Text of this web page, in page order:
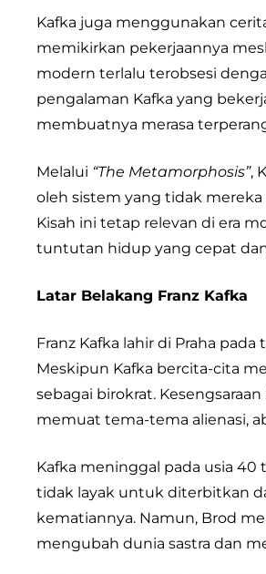
Kafka juga menggunakan
memikirkan pekerjaannya
modern terlalu terobsesi
pengalaman Kafka yang
membuatnya merasa
Melalui “The Metamorphosis”,
oleh sistem yang tidak mereka
Kisah ini tetap relevan di era
tuntutan hidup yang cepat
Latar Belakang Franz Kafka
Franz Kafka lahir di Praha
Meskipun Kafka bercita-cita
sebagai birokrat.
memuat tema-tema alienasi,
Kafka meninggal pada usia 40
tidak layak untuk diterbitkan
kematiannya. Namun, Brod
mengubah dunia sastra dan